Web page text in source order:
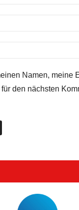
Namen, meine
den nächsten